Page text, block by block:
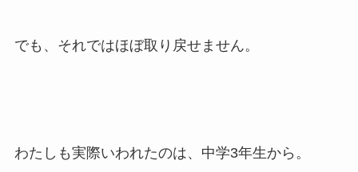
でも、それではほぼ取り戻せません。
わたしも実際いわれたのは、中学3年生から。